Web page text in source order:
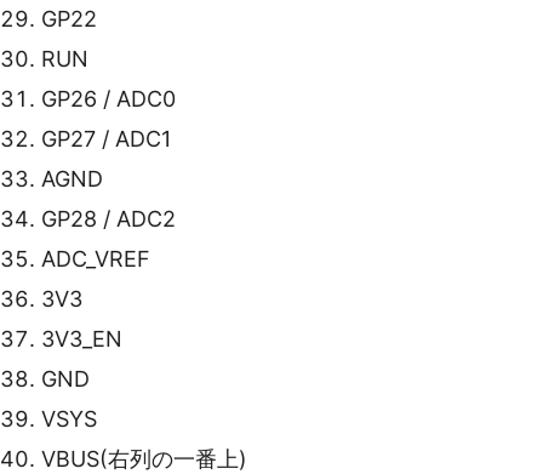
GP22
RUN
GP26 / ADC0
GP27 / ADC1
AGND
GP28 / ADC2
ADC_VREF
3V3
3V3_EN
GND
VSYS
VBUS(右列の一番上)